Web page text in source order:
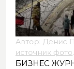
Автор: Денис
источник фото.
БИЗНЕС